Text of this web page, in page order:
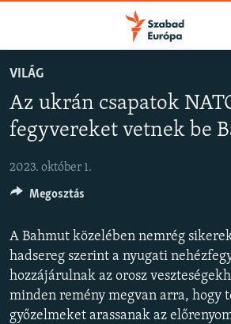
Akadálymentes
Ugrás
oldalra
Ugrás
Ugrás
keresésre
AKTUÁLIS
PODCASTOK
VIDEÓK
ELEMZŐ
NER15
SZABADON
TÁRSADALOM
DEMOKRÁCIA
VILÁG
Az ukrán csapatok
fegyvereket vetnek be
2023. október 1.
A Bahmut közelében nemrég
hadsereg szerint a nyugati
hozzájárulnak az orosz
minden remény megvan arra, hogy
győzelmeket arassanak az
Megosztás
FELIRATKOZÁS
Feliratkozás